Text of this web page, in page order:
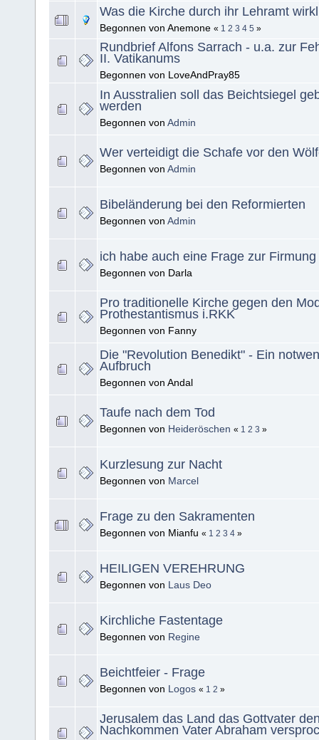
Was die Kirche durch ihr Lehramt
Begonnen von Anemone « 1 2 3 4 5 »
Rundbrief Alfons Sarrach - u.a. zur
II. Vatikanums
Begonnen von LoveAndPray85
In Ausstralien soll das Beichtsiegel
werden
Begonnen von Admin
Wer verteidigt die Schafe vor den
Begonnen von Admin
Bibeländerung bei den Reformierten
Begonnen von Admin
ich habe auch eine Frage zur Firmung
Begonnen von Darla
Pro traditionelle Kirche gegen den
Prothestantismus i.RKK
Begonnen von Fanny
Die "Revolution Benedikt" - Ein
Aufbruch
Begonnen von Andal
Taufe nach dem Tod
Begonnen von Heideröschen « 1 2 3 »
Kurzlesung zur Nacht
Begonnen von Marcel
Frage zu den Sakramenten
Begonnen von Mianfu « 1 2 3 4 »
HEILIGEN VEREHRUNG
Begonnen von Laus Deo
Kirchliche Fastentage
Begonnen von Regine
Beichtfeier - Frage
Begonnen von Logos « 1 2 »
Jerusalem das Land das Gottvater
Nachkommen Vater Abraham